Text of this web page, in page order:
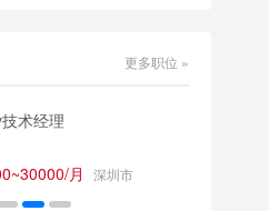
更多职位 »
术经理
月 深圳市